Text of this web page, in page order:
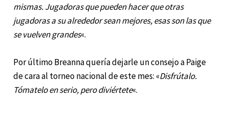
mismas. Jugadoras que pueden hacer que otras
jugadoras a su alrededor sean mejores, esas son las que
se vuelven grandes«.
Por último Breanna quería dejarle un consejo a Paige
de cara al torneo nacional de este mes: «Disfrútalo.
Tómatelo en serio, pero diviértete«.